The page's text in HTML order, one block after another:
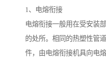
1、电熔衔接
电熔衔接一般用在受安装
的处所。相同的热塑性管
件，由电熔衔接机具向电